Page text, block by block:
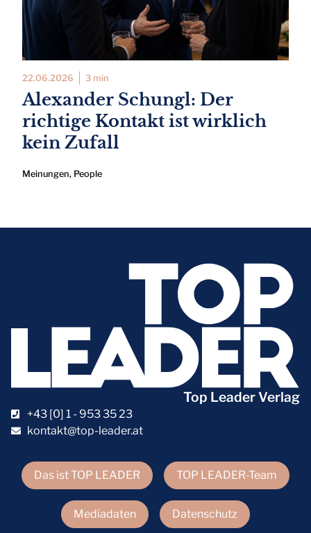
22.06.2026 3 min
Alexander Schungl: Der
richtige Kontakt ist wirklich
kein Zufall
Meinungen, People
Das ist TOP LEADER TOP LEADER-Team
Mediadaten Datenschutz
Top Leader Verlag
+43 [0] 1 - 953 35 23
kontakt@top-leader.at